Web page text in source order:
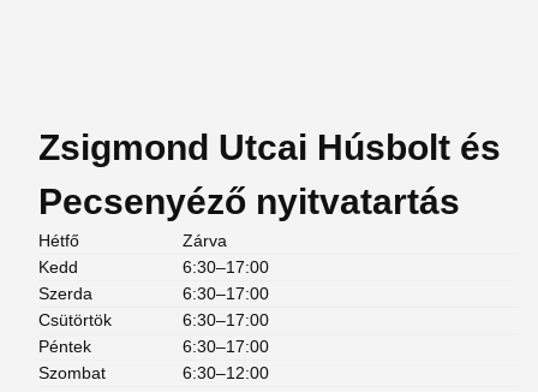
Zsigmond Utcai Húsbolt és
Pecsenyéző nyitvatartás
Hétfő
Zárva
Kedd
6:30–17:00
Szerda
6:30–17:00
Csütörtök
6:30–17:00
Péntek
6:30–17:00
Szombat
6:30–12:00